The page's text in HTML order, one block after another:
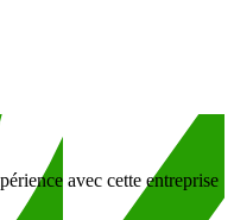
avec cette entreprise